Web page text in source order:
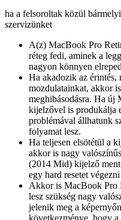
ha a felsoroltak közül
szervizünket
A(z) MacBook Pro
réteg fedi, aminek a
nagyon könnyen
Ha akadozik az
mozdulatainkat, akkor
meghibásodásra. Ha
kijelzővel is produkálja
problémával állhatunk
folyamat lesz.
Ha teljesen elsötétül a
akkor is nagy
(2014 Mid) kijelző ment
egy hard resetet
Akkor is MacBook Pro
lesz szükség nagy
jelenik meg a